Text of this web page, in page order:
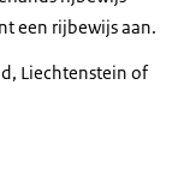
een rijbewijs aan.
Liechtenstein of